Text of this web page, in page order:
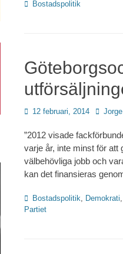
Kategorier
Bostadspolitik
Publicerad
12 februari, 2014 Jorge
”2012 visade
varje år, inte minst för att
välbehövliga jobb och
kan det finansieras
Kategorier
Bostadspolitik Demokrati
Partiet